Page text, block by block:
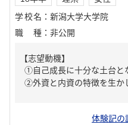
学校名 ： 新潟大学大学院
職種 ： 非公開
【志望動機】
①自己成長に十分な土台と
②外資と内資の特徴を生か
体験記の